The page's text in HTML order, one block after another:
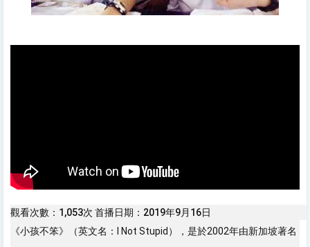
觀看次數：1,053次 首播日期：2019年9月16日
《小孩不笨》（英文名：I Not Stupid），是於2002年由新加坡著名